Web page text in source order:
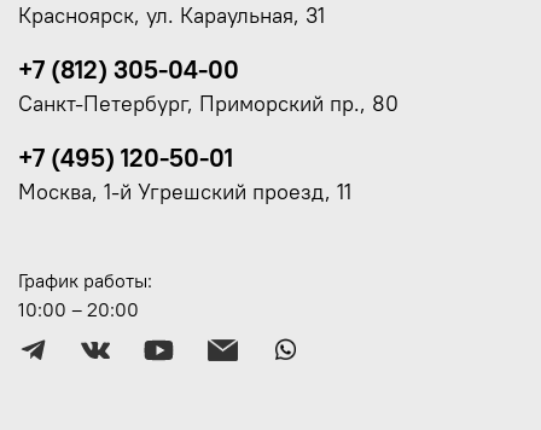
График работы:
10:00 – 20:00
Красноярск, ул. Караульная, 31
+7 (812) 305-04-00
Санкт-Петербург, Приморский пр., 80
+7 (495) 120-50-01
Москва, 1-й Угрешский проезд, 11